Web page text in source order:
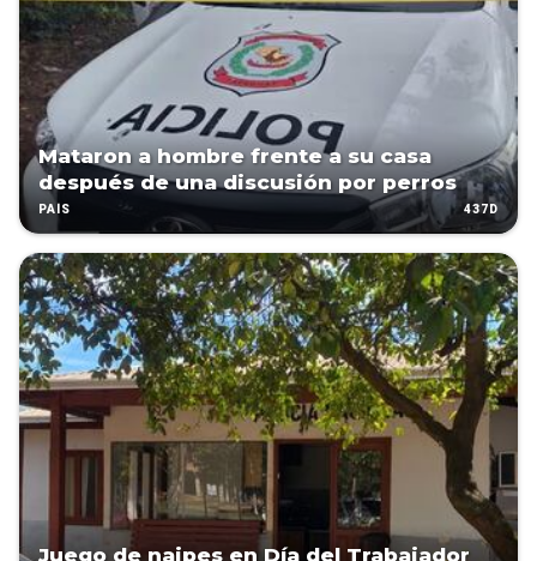
Mataron a hombre frente a su casa
después de una discusión por perros
PAÍS 437D
Juego de naipes en Día del Trabajador